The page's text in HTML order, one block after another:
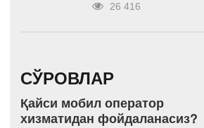
26 416
СЎРОВЛАР
Қайси мобил оператор
хизматидан фойдаланасиз?